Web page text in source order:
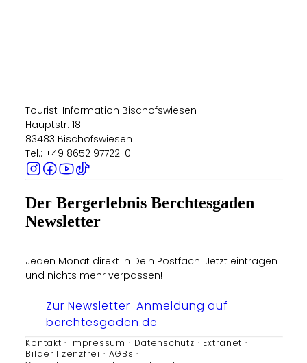
Tourist-Information Bischofswiesen
Hauptstr. 18
83483 Bischofswiesen
Tel.: +49 8652 97722-0
Der Bergerlebnis Berchtesgaden
Newsletter
Jeden Monat direkt in Dein Postfach. Jetzt eintragen
und nichts mehr verpassen!
Zur Newsletter-Anmeldung auf
berchtesgaden.de
Kontakt Impressum Datenschutz
Extranet
Bilder lizenzfrei
AGBs